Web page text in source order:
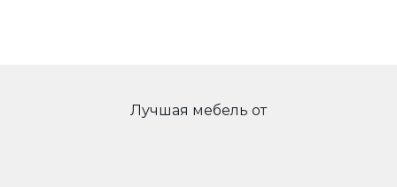
Лучшая мебель от